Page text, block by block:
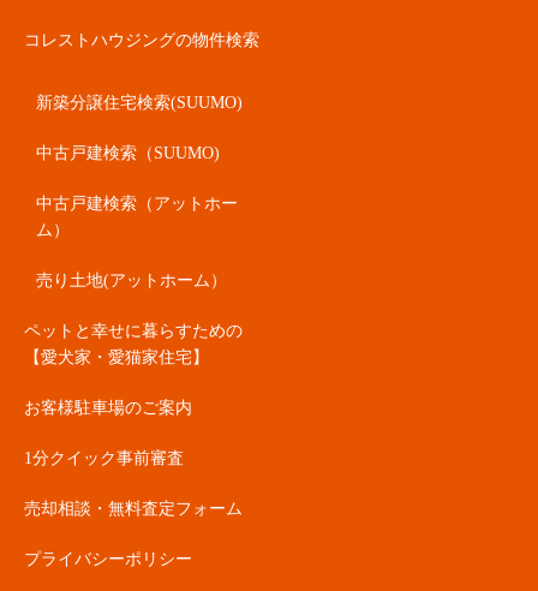
コレストハウジングの物件検索
新築分譲住宅検索(SUUMO)
中古戸建検索（SUUMO)
中古戸建検索（アットホー
ム）
売り土地(アットホーム）
ペットと幸せに暮らすための
【愛犬家・愛猫家住宅】
お客様駐車場のご案内
1分クイック事前審査
売却相談・無料査定フォーム
プライバシーポリシー